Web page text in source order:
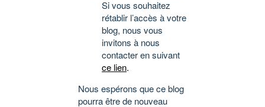
Si vous souhaitez
rétablir l’accès à votre
blog, nous vous
invitons à nous
contacter en suivant
ce lien.
Nous espérons que ce blog
pourra être de nouveau